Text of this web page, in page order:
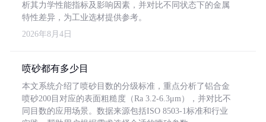
析其力学性能指标及影响因素，并对比不同状态下的金属
特性差异，为工业选材提供参考。
2026年8月4日
喷砂都有多少目
本文系统介绍了喷砂目数的分级标准，重点分析了铝合金
喷砂200目对应的表面粗糙度（Ra 3.2-6.3μm），并对比不
同目数的应用场景。数据来源包括ISO 8503-1标准和行业